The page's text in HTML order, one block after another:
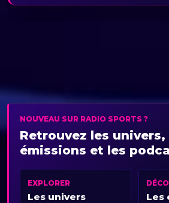
NOUVEAU SUR RADIO SPORTS ?
Retrouvez les univers,
émissions et les
EXPLORER
Les univers Les